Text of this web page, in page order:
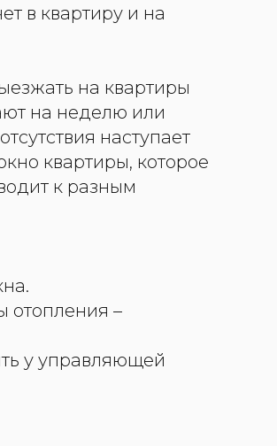
в квартиру и на
на квартиры
на неделю или
наступает
квартиры, которое
к разным
отопления –
у управляющей